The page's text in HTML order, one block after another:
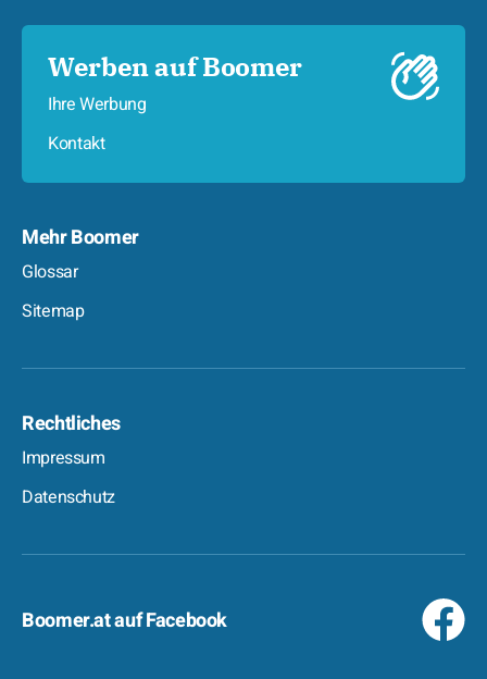
Werben auf Boomer
Ihre Werbung
Kontakt
Mehr Boomer
Glossar
Sitemap
Rechtliches
Impressum
Datenschutz
Boomer.at auf Facebook